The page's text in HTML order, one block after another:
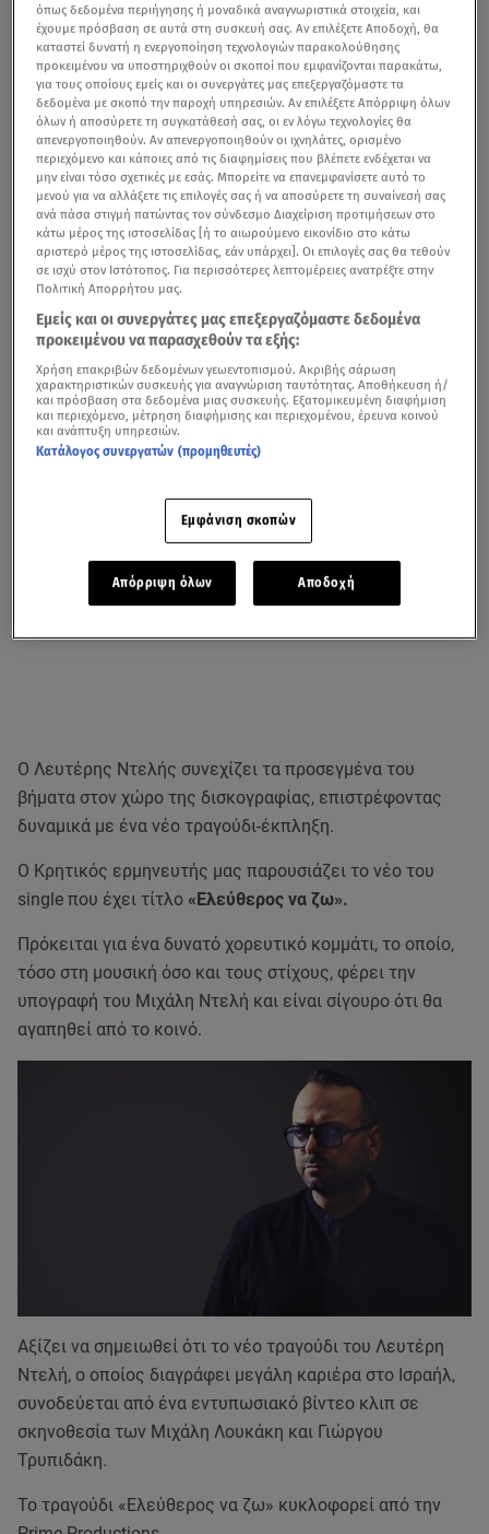
Ο Λευτέρης Ντελής συνεχίζει τα προσεγμένα του
βήματα στον χώρο της δισκογραφίας, επιστρέφοντας
δυναμικά με ένα νέο τραγούδι-έκπληξη.
Ο Κρητικός ερμηνευτής μας παρουσιάζει το νέο του
single που έχει τίτλο «Ελεύθερος να ζω».
Πρόκειται για ένα δυνατό χορευτικό κομμάτι, το οποίο,
τόσο στη μουσική όσο και τους στίχους, φέρει την
υπογραφή του Μιχάλη Ντελή και είναι σίγουρο ότι θα
αγαπηθεί από το κοινό.
Αξίζει να σημειωθεί ότι το νέο τραγούδι του Λευτέρη
Ντελή, ο οποίος διαγράφει μεγάλη καριέρα στο Ισραήλ,
συνοδεύεται από ένα εντυπωσιακό βίντεο κλιπ σε
σκηνοθεσία των Μιχάλη Λουκάκη και Γιώργου
Τρυπιδάκη.
Το τραγούδι «Ελεύθερος να ζω» κυκλοφορεί από την
όπως δεδομένα περιήγησης ή μοναδικά αναγνωριστικά στοιχεία, και
έχουμε πρόσβαση σε αυτά στη συσκευή σας. Αν επιλέξετε Αποδοχή, θα
καταστεί δυνατή η ενεργοποίηση τεχνολογιών παρακολούθησης
προκειμένου να υποστηριχθούν οι σκοποί που εμφανίζονται παρακάτω,
για τους οποίους εμείς και οι συνεργάτες μας επεξεργαζόμαστε τα
δεδομένα με σκοπό την παροχή υπηρεσιών. Αν επιλέξετε Απόρριψη όλων
όλων ή αποσύρετε τη συγκατάθεσή σας, οι εν λόγω τεχνολογίες θα
απενεργοποιηθούν. Αν απενεργοποιηθούν οι ιχνηλάτες, ορισμένο
περιεχόμενο και κάποιες από τις διαφημίσεις που βλέπετε ενδέχεται να
μην είναι τόσο σχετικές με εσάς. Μπορείτε να επανεμφανίσετε αυτό το
μενού για να αλλάξετε τις επιλογές σας ή να αποσύρετε τη συναίνεσή σας
ανά πάσα στιγμή πατώντας τον σύνδεσμο Διαχείριση προτιμήσεων στο
κάτω μέρος της ιστοσελίδας [ή το αιωρούμενο εικονίδιο στο κάτω
αριστερό μέρος της ιστοσελίδας, εάν υπάρχει]. Οι επιλογές σας θα τεθούν
σε ισχύ στον Ιστότοπος. Για περισσότερες λεπτομέρειες ανατρέξτε στην
Πολιτική Απορρήτου μας.
Εμείς και οι συνεργάτες μας επεξεργαζόμαστε δεδομένα
προκειμένου να παρασχεθούν τα εξής:
Χρήση επακριβών δεδομένων γεωεντοπισμού. Ακριβής σάρωση
χαρακτηριστικών συσκευής για αναγνώριση ταυτότητας. Αποθήκευση ή/
και πρόσβαση στα δεδομένα μιας συσκευής. Εξατομικευμένη διαφήμιση
και περιεχόμενο, μέτρηση διαφήμισης και περιεχομένου, έρευνα κοινού
και ανάπτυξη υπηρεσιών.
Κατάλογος συνεργατών (προμηθευτές)
Εμφάνιση σκοπών
Απόρριψη όλων Αποδοχή